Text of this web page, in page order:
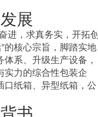
展
进，求真务实，开拓创
的核心宗旨，脚踏实地
系、升级生产设备，
实力的综合性包装企
口纸箱、异型纸箱，公